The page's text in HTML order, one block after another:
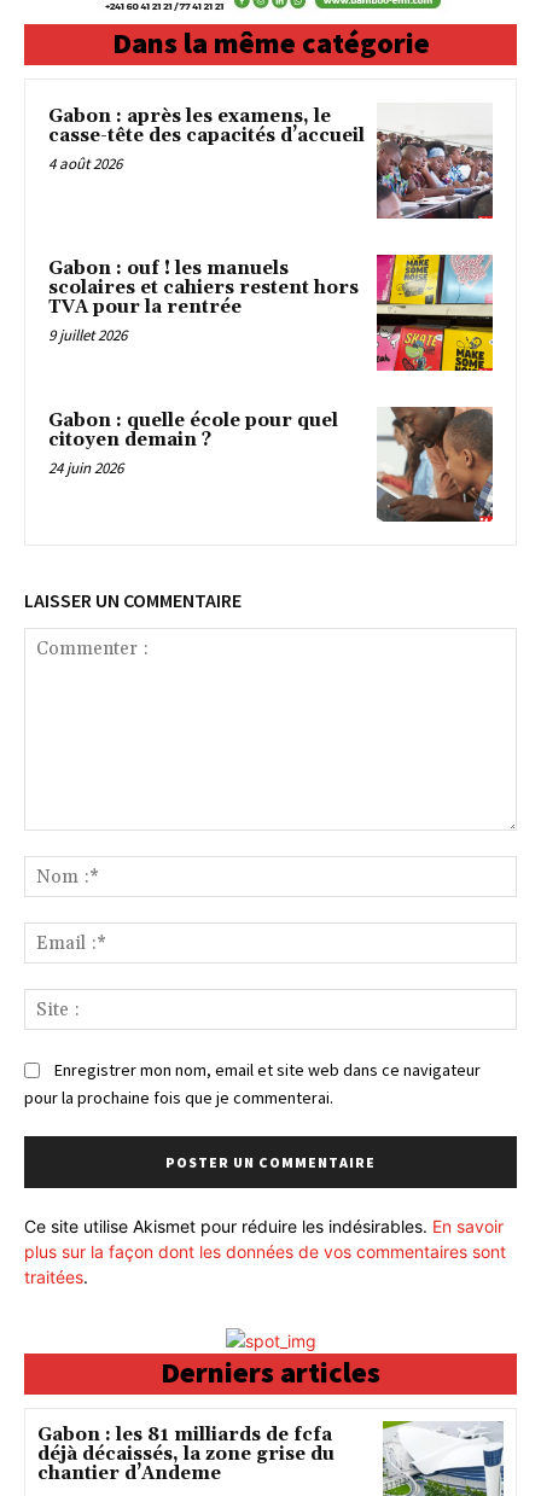
Dans la même catégorie
Gabon : après les examens, le
casse-tête des capacités d’accueil
4 août 2026
Gabon : ouf ! les manuels
scolaires et cahiers restent hors
TVA pour la rentrée
9 juillet 2026
Gabon : quelle école pour quel
citoyen demain ?
24 juin 2026
LAISSER UN COMMENTAIRE
:*
:*
:
Enregistrer mon nom, email et site web dans ce navigateur
pour la prochaine fois que je commenterai.
Ce site utilise Akismet pour réduire les indésirables. En savoir
plus sur la façon dont les données de vos commentaires sont
traitées.
Derniers articles
Gabon : les 81 milliards de fcfa
déjà décaissés, la zone grise du
chantier d’Andeme